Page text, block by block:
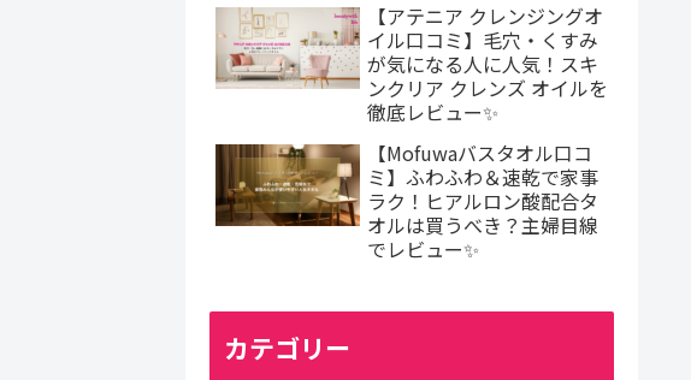
【アテニア クレンジングオ
イル口コミ】毛穴・くすみ
が気になる人に人気！スキ
ンクリア クレンズ オイルを
徹底レビュー✨
【Mofuwaバスタオル口コ
ミ】ふわふわ＆速乾で家事
ラク！ヒアルロン酸配合タ
オルは買うべき？主婦目線
でレビュー✨
カテゴリー